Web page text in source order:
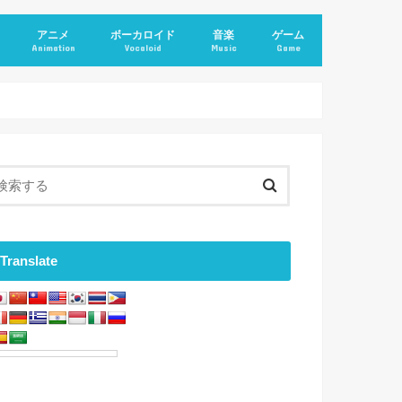
アニメ
Animation
ボーカロイド
Vocaloid
音楽
Music
ゲーム
Game
Translate